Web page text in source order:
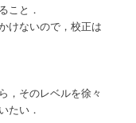
こと．
けないので，校正は
，そのレベルを徐々
たい．